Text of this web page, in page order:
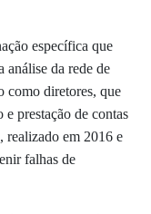
específica que
análise da rede de
como diretores, que
e prestação de contas
realizado em 2016 e
falhas de